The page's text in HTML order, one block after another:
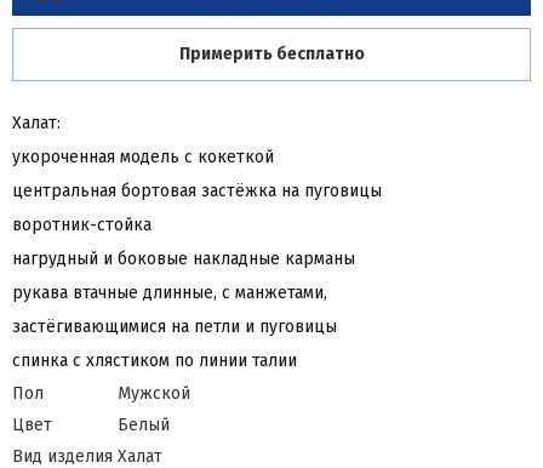
Примерить бесплатно
Халат:
укороченная модель с кокеткой
центральная бортовая застёжка на пуговицы
воротник-стойка
нагрудный и боковые накладные карманы
рукава втачные длинные, с манжетами,
застёгивающимися на петли и пуговицы
спинка с хлястиком по линии талии
Пол
Мужской
Цвет
Белый
Вид изделия Халат